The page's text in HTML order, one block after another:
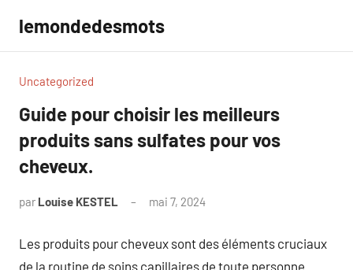
contenu
lemondedesmots
Uncategorized
Guide pour choisir les meilleurs
produits sans sulfates pour vos
cheveux.
par Louise KESTEL mai 7, 2024
Les produits pour cheveux sont des éléments cruciaux
de la routine de soins capillaires de toute personne